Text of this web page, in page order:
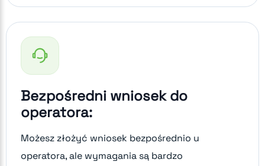
Bezpośredni wniosek do
operatora:
Możesz złożyć wniosek bezpośrednio u
operatora, ale wymagania są bardzo